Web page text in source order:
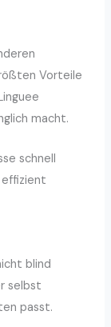
Vorteile
macht.
schnell
effizient
blind
selbst
passt.